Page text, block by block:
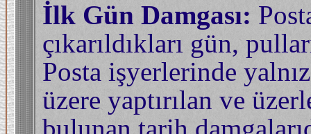
İlk Gün Damgası:
çıkarıldıkları gün,
Posta işyerlerinde
üzere yaptırılan ve